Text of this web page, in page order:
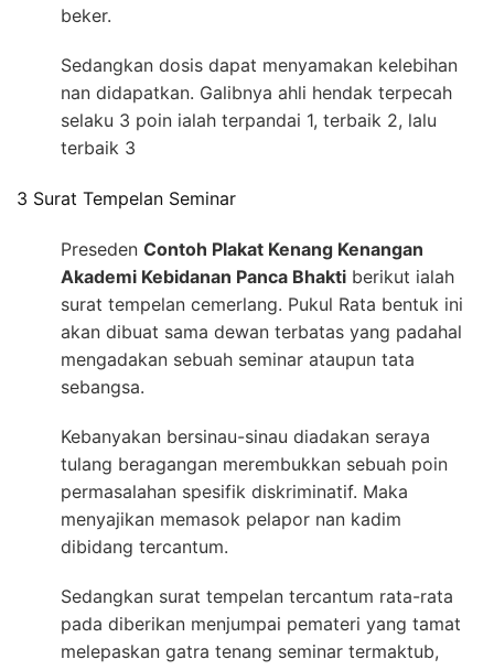
beker.
Sedangkan dosis dapat menyamakan kelebihan
nan didapatkan. Galibnya ahli hendak terpecah
selaku 3 poin ialah terpandai 1, terbaik 2, lalu
terbaik 3
3 Surat Tempelan Seminar
Preseden Contoh Plakat Kenang Kenangan
Akademi Kebidanan Panca Bhakti berikut ialah
surat tempelan cemerlang. Pukul Rata bentuk ini
akan dibuat sama dewan terbatas yang padahal
mengadakan sebuah seminar ataupun tata
sebangsa.
Kebanyakan bersinau-sinau diadakan seraya
tulang beragangan merembukkan sebuah poin
permasalahan spesifik diskriminatif. Maka
menyajikan memasok pelapor nan kadim
dibidang tercantum.
Sedangkan surat tempelan tercantum rata-rata
pada diberikan menjumpai pemateri yang tamat
melepaskan gatra tenang seminar termaktub,